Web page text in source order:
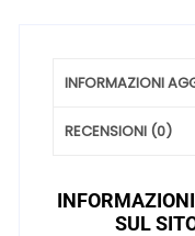
INFORMAZIONI
RECENSIONI (0)
SUL